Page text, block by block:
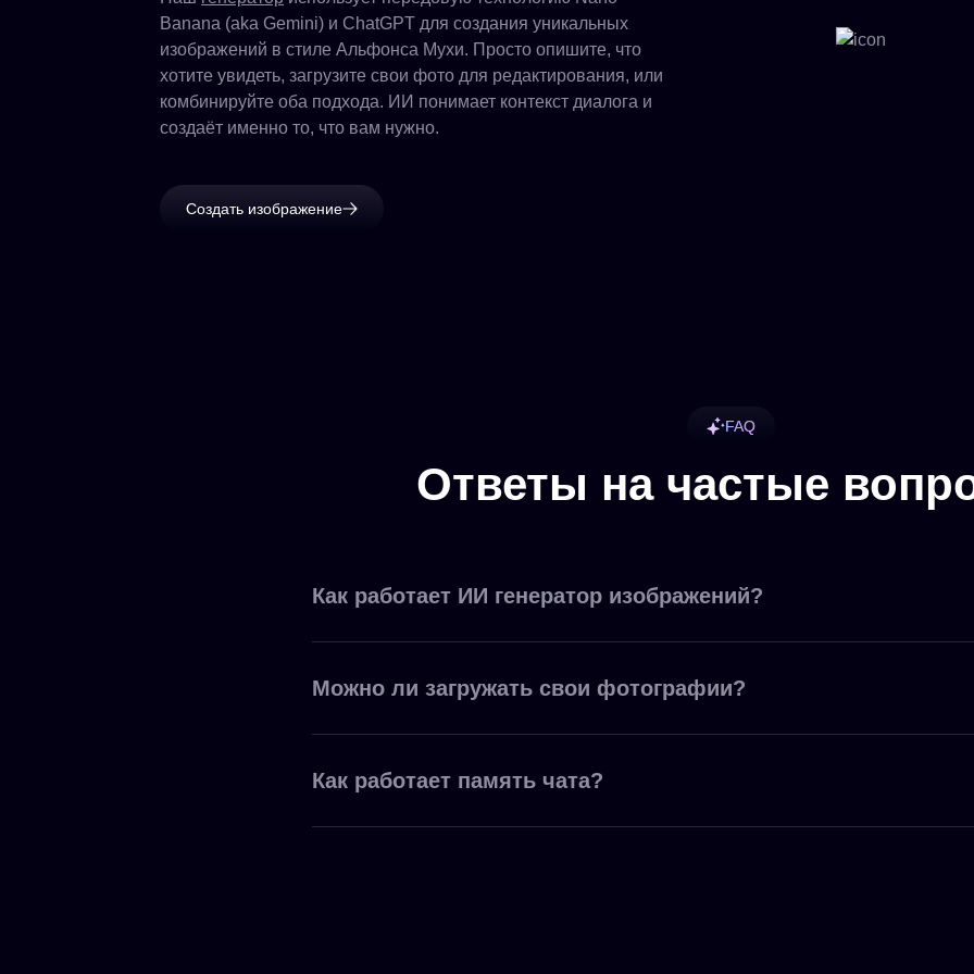
Banana (aka Gemini) и ChatGPT для создания уникальных
изображений в стиле Альфонса Мухи. Просто опишите, что
хотите увидеть, загрузите свои фото для редактирования, или
комбинируйте оба подхода. ИИ понимает контекст диалога и
создаёт именно то, что вам нужно.
Создать изображение
FAQ
Ответы на частые
Как работает ИИ генератор изображений?
Можно ли загружать свои фотографии?
Как работает память чата?